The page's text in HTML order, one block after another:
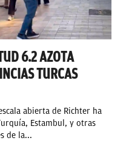
6.2 AZOTA
TURCAS
abierta de Richter ha
Estambul, y otras
de la...